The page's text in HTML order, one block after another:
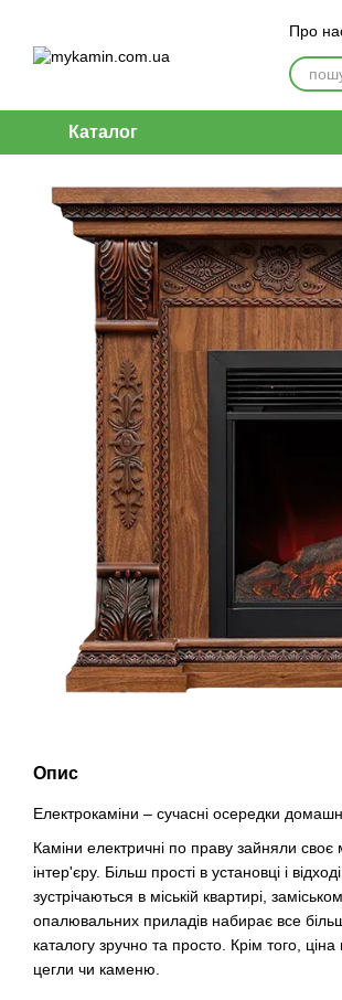
Про
Каталог
Опис
Електрокаміни – сучасні осередки
Каміни електричні по праву зайняли
інтер'єру. Більш прості в установці і
зустрічаються в міській квартирі,
опалювальних приладів набирає все
каталогу зручно та просто. Крім того,
цегли чи каменю.